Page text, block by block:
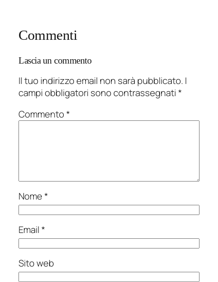
Commenti
Lascia un commento
Il tuo indirizzo email non sarà pubblicato. I
campi obbligatori sono contrassegnati*
Commento*
Nome*
Email*
Sito web